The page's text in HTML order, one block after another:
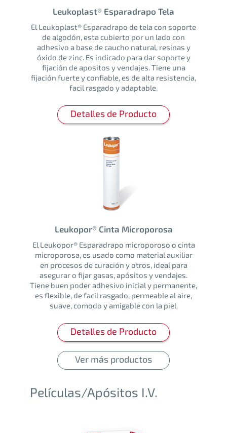
Leukoplast® Esparadrapo Tela
El Leukoplast® Esparadrapo de tela con soporte
de algodón, esta cubierto por un lado con
adhesivo a base de caucho natural, resinas y
óxido de zinc. Es indicado para dar soporte y
fijación de apositos y vendajes. Tiene una
fijación fuerte y confiable, es de alta resistencia,
facil rasgado y adaptable.
Detalles de Producto
Leukopor® Cinta Microporosa
El Leukopor® Esparadrapo microporoso o cinta
microporosa, es usado como material auxiliar
en procesos de curación y otros, ideal para
asegurar o fijar gasas, apósitos y vendajes.
Tiene buen poder adhesivo inicial y permanente,
es flexible, de facil rasgado, permeable al aire,
suave, comodo y amigable con la piel.
Detalles de Producto
Ver más productos
Películas/Apósitos I.V.